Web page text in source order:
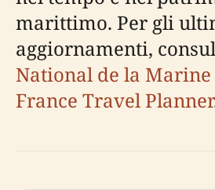
marittimo. Per gli
aggiornamenti,
National de la Marine
France Travel Planner